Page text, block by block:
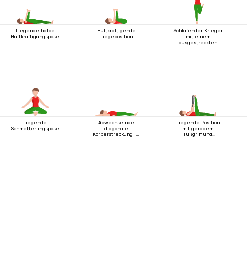
Liegende halbe
Hüftkräftigungspose
Hüftkräftigende
Liegeposition
Schlafender Krieger
mit einem
ausgestreckten
Liegende
Schmetterlingspose
Abwechselnde
diagonale
Körperstreckung im
Liegende Position
mit geradem
Fußgriff und